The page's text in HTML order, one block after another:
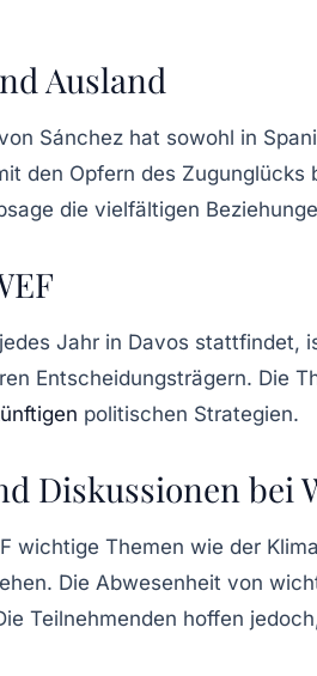
Ausland
Sánchez hat sowohl in
den Opfern des
die vielfältigen
Jahr in Davos stattfindet,
Entscheidungsträgern. Die
politischen Strategien.
Diskussionen bei
wichtige Themen wie der
Die Abwesenheit von
Teilnehmenden hoffen